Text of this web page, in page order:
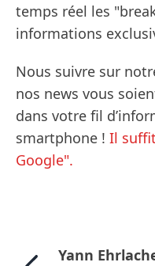
temps réel les
informations
Nous suivre sur
nos news vous
dans votre fil
smartphone ! Il
Google".
Yann